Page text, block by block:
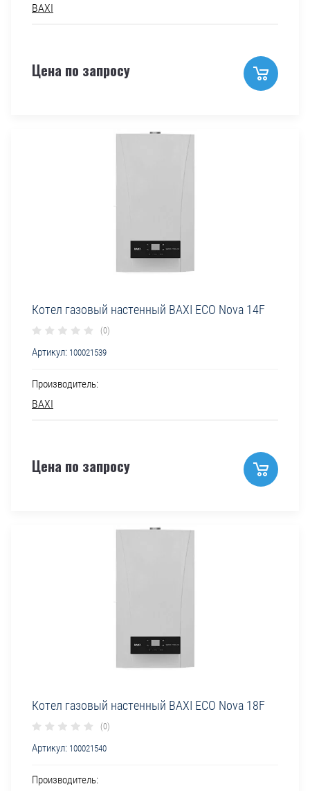
BAXI
Цена по запросу
Котел газовый настенный BAXI ECO Nova 14F
(0)
Артикул: 100021539
Производитель:
BAXI
Цена по запросу
Котел газовый настенный BAXI ECO Nova 18F
(0)
Артикул: 100021540
Производитель: